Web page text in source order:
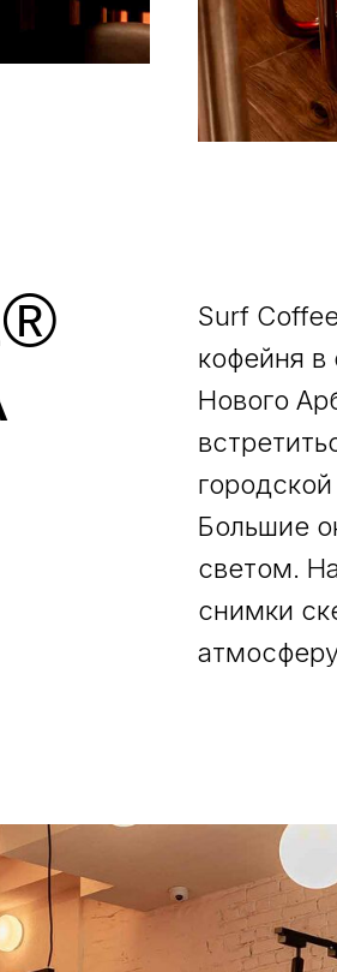
Surf
кофейня
Нового
Большие
светом.
снимки